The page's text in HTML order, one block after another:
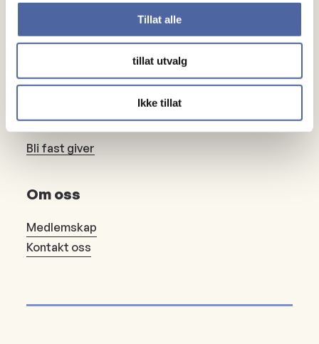
Tillat alle
tillat utvalg
Ikke tillat
Lokalforeninger
Gaver
Gi en gave
Bli fast giver
Om oss
Medlemskap
Kontakt oss